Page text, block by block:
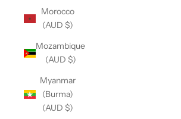
Morocco
(AUD $)
Mozambique
(AUD $)
Myanmar
(Burma)
(AUD $)